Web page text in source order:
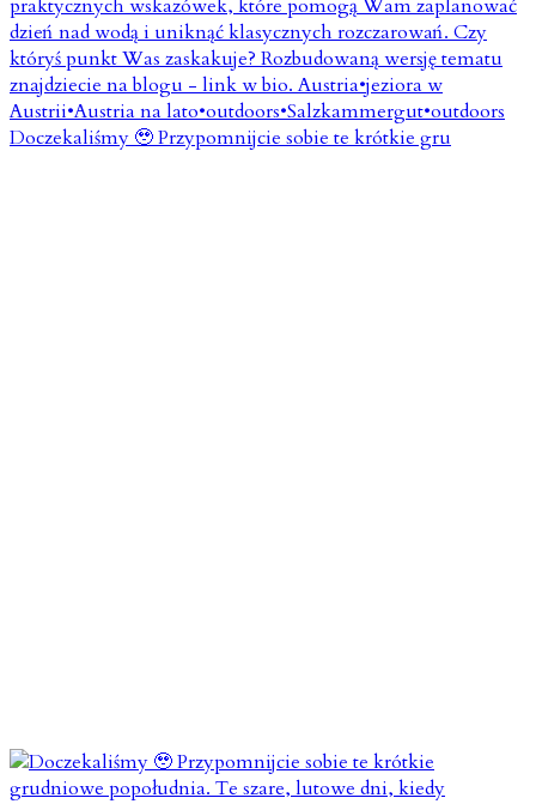
Doczekaliśmy 🥹 Przypomnijcie sobie te krótkie gru